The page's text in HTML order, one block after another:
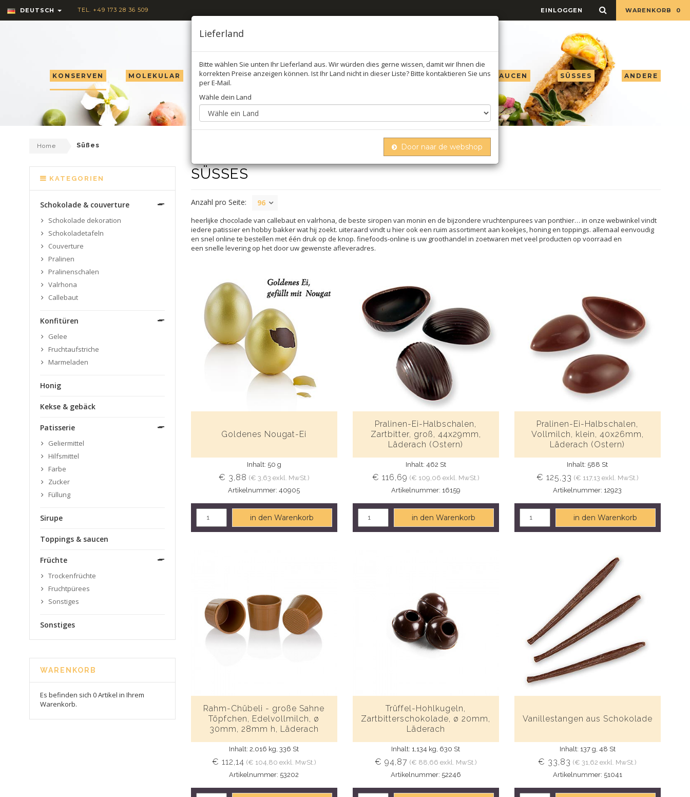
DEUTSCH TEL. +49 173 28 36 509 WARENKORB 0
EINLOGGEN
KONSERVEN MOLEKULAR TRÜFFEL ÖL, ESSIG & SAUCEN SÜSSES ANDERE
Home Süßes
SÜSSES
Anzahl pro Seite: 96
heerlijke chocolade van callebaut en valrhona, de beste siropen van monin en de bijzondere vruchtenpurees van ponthier… in onze webwinkel vindt
iedere patissier en hobby bakker wat hij zoekt. uiteraard vindt u hier ook een ruim assortiment aan koekjes, honing en toppings. allemaal eenvoudig
en snel online te bestellen met één druk op de knop. finefoods-online is uw groothandel in zoetwaren met veel producten op voorraad en
een snelle levering op het door uw gewenste afleveradres.
Goldenes Nougat-Ei
Inhalt: 50 g
€ 3,88 (€ 3,63 exkl. MwSt.)
Artikelnummer: 40905
in den Warenkorb
Pralinen-Ei-Halbschalen,
Zartbitter, groß, 44x29mm,
Läderach (Ostern)
Inhalt: 462 St
€ 116,69 (€ 109,06 exkl. MwSt.)
Artikelnummer: 16159
in den Warenkorb
Pralinen-Ei-Halbschalen,
Vollmilch, klein, 40x26mm,
Läderach (Ostern)
Inhalt: 588 St
€ 125,33 (€ 117,13 exkl. MwSt.)
Artikelnummer: 12923
in den Warenkorb
Rahm-Chübeli - große Sahne
Töpfchen, Edelvollmilch, ø
30mm, 28mm h, Läderach
Inhalt: 2,016 kg, 336 St
€ 112,14 (€ 104,80 exkl. MwSt.)
Artikelnummer: 53202
Trüffel-Hohlkugeln,
Zartbitterschokolade, ø 20mm,
Läderach
Inhalt: 1,134 kg, 630 St
€ 94,87 (€ 88,66 exkl. MwSt.)
Artikelnummer: 52246
Vanillestangen aus Schokolade
Inhalt: 137 g, 48 St
€ 33,83 (€ 31,62 exkl. MwSt.)
Artikelnummer: 51041
KATEGORIEN
Schokolade & couverture
Schokolade dekoration
Schokoladetafeln
Couverture
Pralinen
Pralinenschalen
Valrhona
Callebaut
Konfitüren
Gelee
Fruchtaufstriche
Marmeladen
Honig
Kekse & gebäck
Patisserie
Geliermittel
Hilfsmittel
Farbe
Zucker
Füllung
Sirupe
Toppings & saucen
Früchte
Trockenfrüchte
Fruchtpürees
Sonstiges
Sonstiges
WARENKORB
Es befinden sich 0 Artikel in Ihrem
Warenkorb.
Lieferland
Bitte wählen Sie unten Ihr Lieferland aus. Wir würden dies gerne wissen, damit wir Ihnen die
korrekten Preise anzeigen können. Ist Ihr Land nicht in dieser Liste? Bitte kontaktieren Sie uns
per E-Mail.
Wähle dein Land
Door naar de webshop